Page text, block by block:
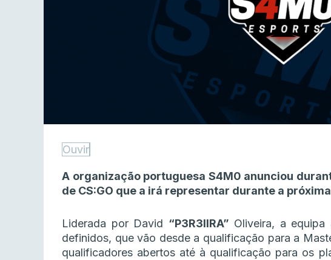
Ouvir
A organização portuguesa S4M0 anunciou
de CS:GO que a irá representar durante a
Liderada por David “P3R3IIRA” Oliveira, a equipa
definidos, que vão desde a qualificação para a
qualificadores abertos até à qualificação para os